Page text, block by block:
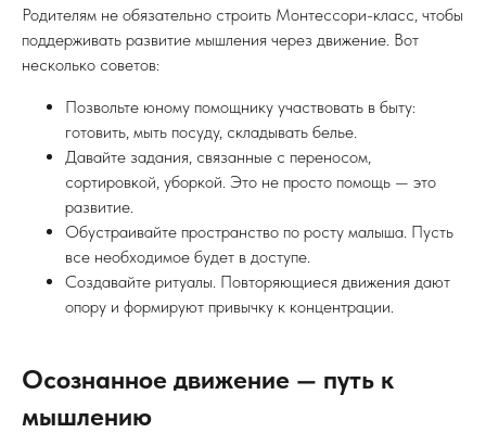
Родителям не обязательно строить Монтессори-класс, чтобы
поддерживать развитие мышления через движение. Вот
несколько советов:
Позвольте юному помощнику участвовать в быту:
готовить, мыть посуду, складывать белье.
Давайте задания, связанные с переносом,
сортировкой, уборкой. Это не просто помощь — это
развитие.
Обустраивайте пространство по росту малыша. Пусть
все необходимое будет в доступе.
Создавайте ритуалы. Повторяющиеся движения дают
опору и формируют привычку к концентрации.
Осознанное движение — путь к
мышлению